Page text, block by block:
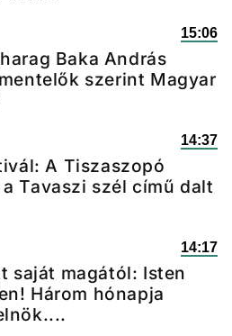
15:06
Baka András
szerint Magyar
14:37
A Tiszaszopó
Tavaszi szél című dalt
14:17
saját magától: Isten
Három hónapja